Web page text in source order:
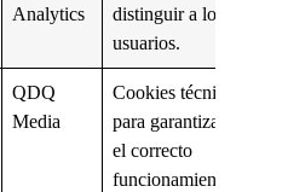
Analytics
distinguir a los
usuarios.
QDQ
Media
Cookies técnicas
para garantizar
el correcto
funcionamiento